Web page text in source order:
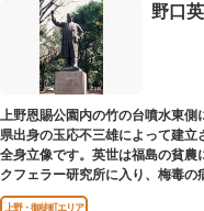
野口
上野恩賜公園内の竹の台噴水東
県出身の玉応不三雄によって建
全身立像です。英世は福島の貧農
クフェラー研究所に入り、梅毒
感染して、死去しました。
上野・御徒町エリア